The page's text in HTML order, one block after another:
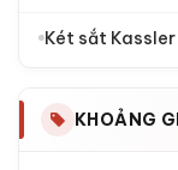
Két sắt Kassler
KHOẢNG